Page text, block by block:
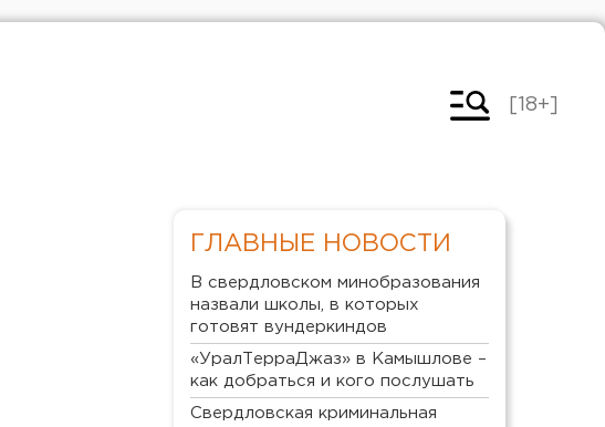
[18+]
ГЛАВНЫЕ НОВОСТИ
В свердловском минобразования
назвали школы, в которых
готовят вундеркиндов
«УралТерраДжаз» в Камышлове –
как добраться и кого послушать
Свердловская криминальная